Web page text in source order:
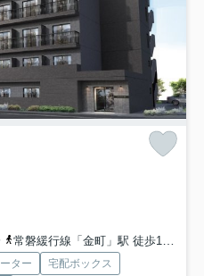
常磐緩行線「金町」駅 徒歩11分
ター
宅配ボックス